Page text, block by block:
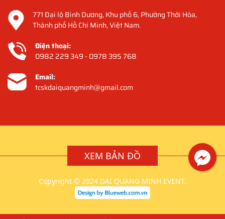
771 Đại lộ Bình Dương, Khu phố 6, Phường Thới Hòa,
Thành phố Hồ Chí Minh, Việt Nam.
Điện thoại:
0982 229 349 - 0978 395 768
Email:
tcskdaiquangminh@gmail.com
XEM BẢN ĐỒ
Copyright © 2024 DAI QUANG MINH EVENT.